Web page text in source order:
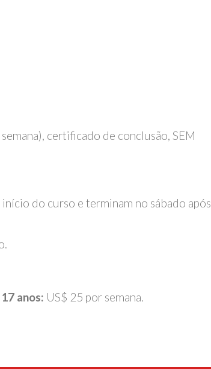
certificado de conclusão, SEM
do curso e terminam no sábado
anos: US$ 25 por semana.